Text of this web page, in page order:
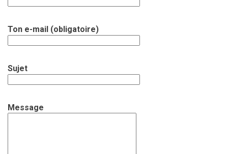
Ton e-mail (obligatoire)
Sujet
Message